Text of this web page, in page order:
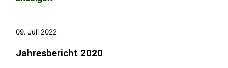
09. Juli 2022
Jahresbericht 2020